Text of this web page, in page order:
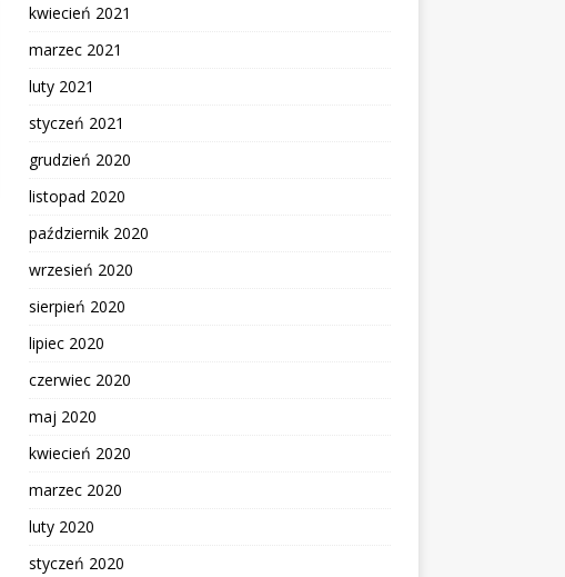
kwiecień 2021
marzec 2021
luty 2021
styczeń 2021
grudzień 2020
listopad 2020
październik 2020
wrzesień 2020
sierpień 2020
lipiec 2020
czerwiec 2020
maj 2020
kwiecień 2020
marzec 2020
luty 2020
styczeń 2020